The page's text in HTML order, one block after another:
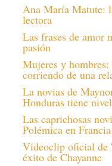
Ana María Matute:
lectora
Las frases de amor
pasión
Mujeres y hombres:
corriendo de una
La novias de
Honduras tiene nivel
Las caprichosas
Polémica en Francia
Videoclip oficial de
éxito de Chayanne